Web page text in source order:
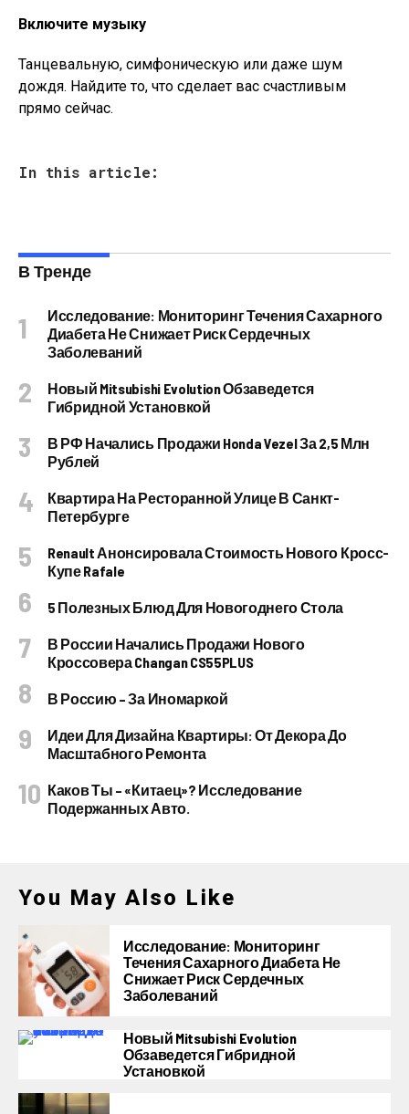
Включите музыку
Танцевальную, симфоническую или даже шум
дождя. Найдите то, что сделает вас счастливым
прямо сейчас.
In this article:
В Тренде
Исследование: Мониторинг Течения Сахарного
Диабета Не Снижает Риск Сердечных
Заболеваний
Новый Mitsubishi Evolution Обзаведется
Гибридной Установкой
В РФ Начались Продажи Honda Vezel За 2,5 Млн
Рублей
Квартира На Ресторанной Улице В Санкт-
Петербурге
Renault Анонсировала Стоимость Нового Кросс-
Купе Rafale
5 Полезных Блюд Для Новогоднего Стола
В России Начались Продажи Нового
Кроссовера Changan CS55PLUS
В Россию – За Иномаркой
Идеи Для Дизайна Квартиры: От Декора До
Масштабного Ремонта
Каков Ты – «китаец»? Исследование
Подержанных Авто.
You May Also Like
Исследование: Мониторинг
Течения Сахарного Диабета Не
Снижает Риск Сердечных
Заболеваний
Новый Mitsubishi Evolution
Обзаведется Гибридной
Установкой